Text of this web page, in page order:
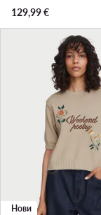
129,99€
Нови